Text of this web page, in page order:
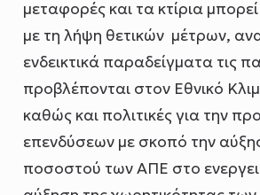
μεταφορές και τα κτίρια
με τη λήψη θετικών μέτρων,
ενδεικτικά παραδείγματα τις
προβλέπονται στον Εθνικό
καθώς και πολιτικές για την
επενδύσεων με σκοπό την
ποσοστού των ΑΠΕ στο